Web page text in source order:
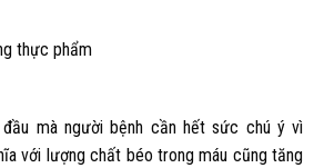
thực phẩm
mà người bệnh cần hết sức chú ý vì
với lượng chất béo trong máu cũng tăng